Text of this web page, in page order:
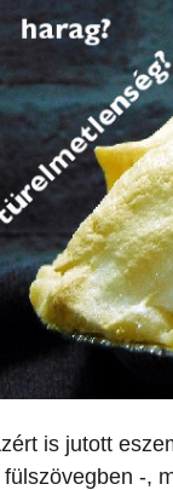
is jutott
fülszövegben -,